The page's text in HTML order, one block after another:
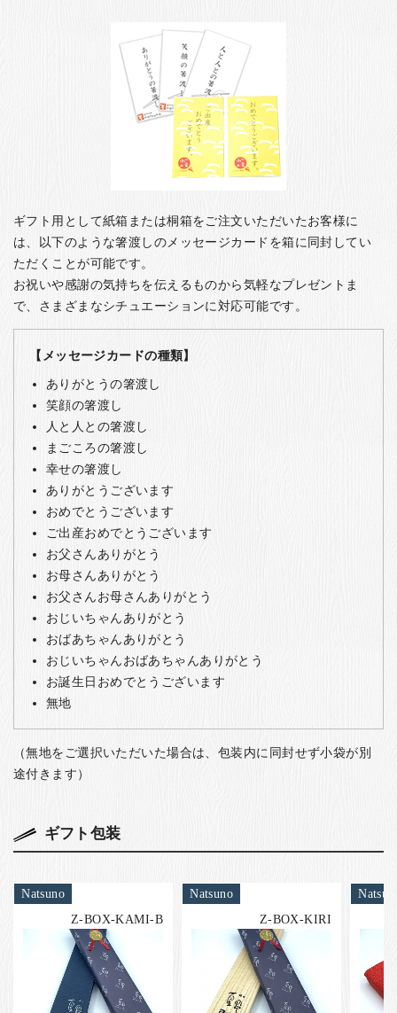
ギフト用として紙箱または桐箱をご注文いただいたお客様に
は、以下のような箸渡しのメッセージカードを箱に同封してい
ただくことが可能です。
お祝いや感謝の気持ちを伝えるものから気軽なプレゼントま
で、さまざまなシチュエーションに対応可能です。
【メッセージカードの種類】
ありがとうの箸渡し
笑顔の箸渡し
人と人との箸渡し
まごころの箸渡し
幸せの箸渡し
ありがとうございます
おめでとうございます
ご出産おめでとうございます
お父さんありがとう
お母さんありがとう
お父さんお母さんありがとう
おじいちゃんありがとう
おばあちゃんありがとう
おじいちゃんおばあちゃんありがとう
お誕生日おめでとうございます
無地
（無地をご選択いただいた場合は、包装内に同封せず小袋が別
途付きます）
ギフト包装
Natsuno
Z-BOX-KAMI-B
Natsuno
Z-BOX-KIRI